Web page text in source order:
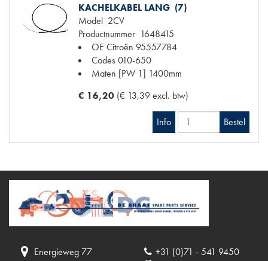
KACHELKABEL LANG (7)
Model 2CV
Productnummer 1648415
OE Citroën 95557784
Codes010-650
Maten [PW 1] 1400mm
€ 16,20 (€ 13,39 excl. btw)
Info Bestel
Energieweg 77
+31 (0)71 - 541 9450